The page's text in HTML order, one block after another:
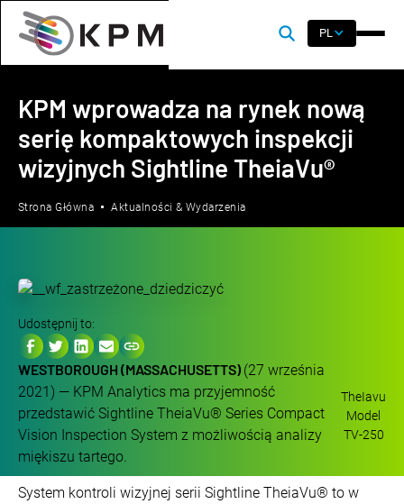
PL
KPM wprowadza na rynek nową
serię kompaktowych inspekcji
wizyjnych Sightline TheiaVu®
Strona Główna Aktualności & Wydarzenia
TheIavu
Model
TV-250
WESTBOROUGH (MASSACHUSETTS) (27 września
2021) — KPM Analytics ma przyjemność
przedstawić Sightline TheiaVu® Series Compact
Vision Inspection System z możliwością analizy
miękiszu tartego.
System kontroli wizyjnej serii Sightline TheiaVu® to w
Udostępnij to: